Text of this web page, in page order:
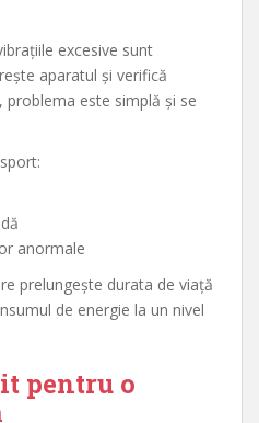
excesive sunt
aparatul și verifică
este simplă și se
anormale
prelungește durata de viață
de energie la un nivel
pentru o